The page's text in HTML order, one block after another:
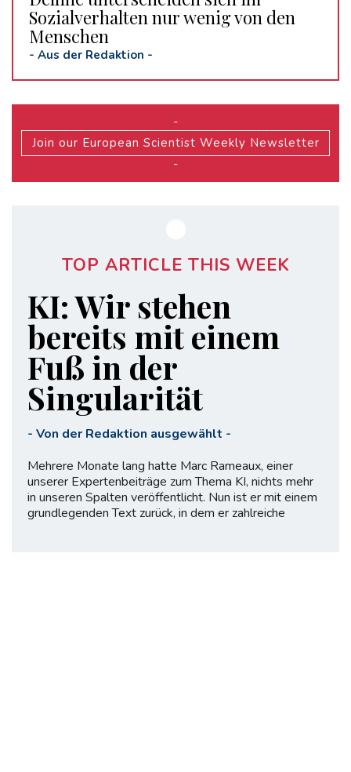
Sozialverhalten nur wenig von den
Menschen
- Aus der Redaktion -
-
Join our European Scientist Weekly Newsletter
-
TOP ARTICLE THIS WEEK
KI: Wir stehen
bereits mit einem
Fuß in der
Singularität
- Von der Redaktion ausgewählt -
Mehrere Monate lang hatte Marc Rameaux, einer
unserer Expertenbeiträge zum Thema KI, nichts mehr
in unseren Spalten veröffentlicht. Nun ist er mit einem
grundlegenden Text zurück, in dem er zahlreiche